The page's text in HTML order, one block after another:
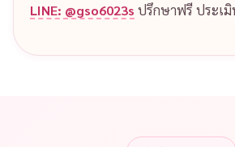
LINE: @gso6023s ปรึกษาฟรี ประเ